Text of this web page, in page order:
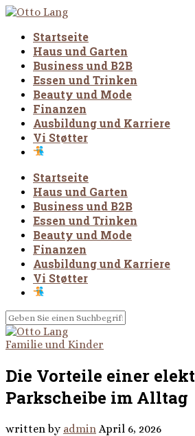
Startseite
Haus und Garten
Business und B2B
Essen und Trinken
Beauty und Mode
Finanzen
Ausbildung und Karriere
Vi Støtter
Startseite
Haus und Garten
Business und B2B
Essen und Trinken
Beauty und Mode
Finanzen
Ausbildung und Karriere
Vi Støtter
Familie und Kinder
Die Vorteile einer
Parkscheibe im Alltag
written by admin April 6, 2026